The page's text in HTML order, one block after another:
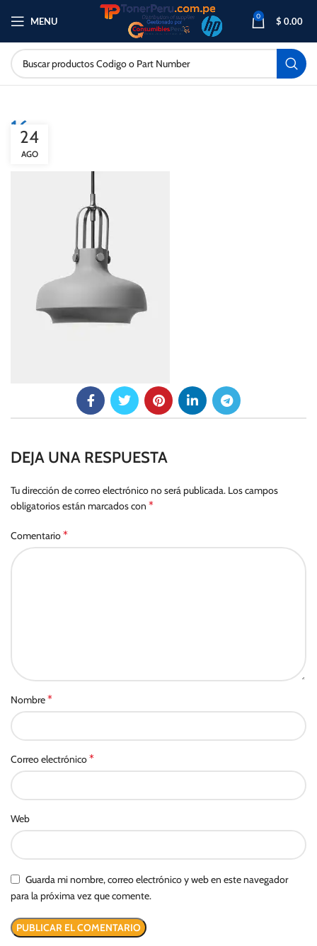
MENU 0 $ 0.00
1624
AGO
DEJA UNA RESPUESTA
Tu dirección de correo electrónico no será publicada. Los campos
obligatorios están marcados con *
Comentario*
Nombre*
Correo electrónico*
Web
Guarda mi nombre, correo electrónico y web en este navegador
para la próxima vez que comente.